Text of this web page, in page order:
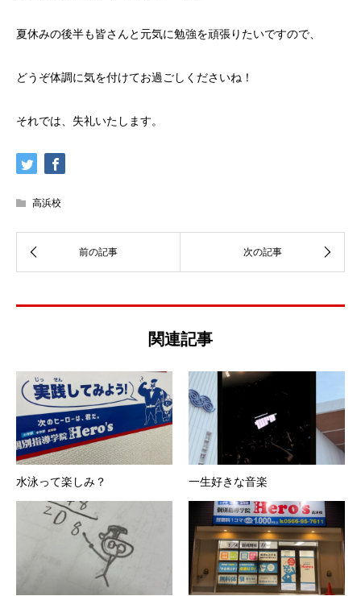
夏休みの後半も皆さんと元気に勉強を頑張りたいですので、
どうぞ体調に気を付けてお過ごしくださいね！
それでは、失礼いたします。
高浜校
関連記事
水泳って楽しみ？ 一生好きな音楽